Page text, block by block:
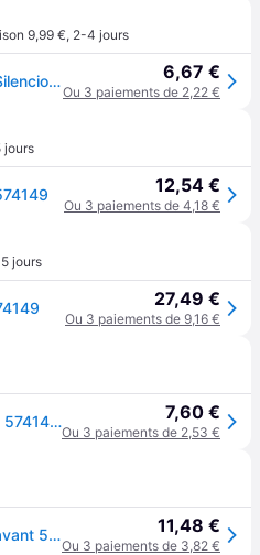
9,99 €, 2-4 jours
Balai d'essuie-glace VALEO Silencio VM24, 475mm, Avant, 1 Pièce 6,67 €
Ou 3 paiements de 2,22 €
jours
12,54 €
Ou 3 paiements de 4,18 €
jours
27,49 €
Ou 3 paiements de 9,16 €
VALEO - Balai d'essuie-glace 574149 - 475 mm (Vendu à l'unité) - Réf. 149574149 7,60 €
Ou 3 paiements de 2,53 €
VALEO Balai d'essuie-glace avant 574149 Essuie-glace,Balai essuie-glace VW,OPEL,FORD,GOLF III (1H1),Golf III Cabrio (1E7),Golf IV Cabrio (1E) 11,48 €
Ou 3 paiements de 3,82 €